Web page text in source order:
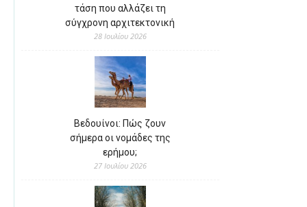
τάση που αλλάζει τη
σύγχρονη αρχιτεκτονική
28 Ιουλίου 2026
Βεδουίνοι: Πώς ζουν
σήμερα οι νομάδες της
ερήμου;
27 Ιουλίου 2026